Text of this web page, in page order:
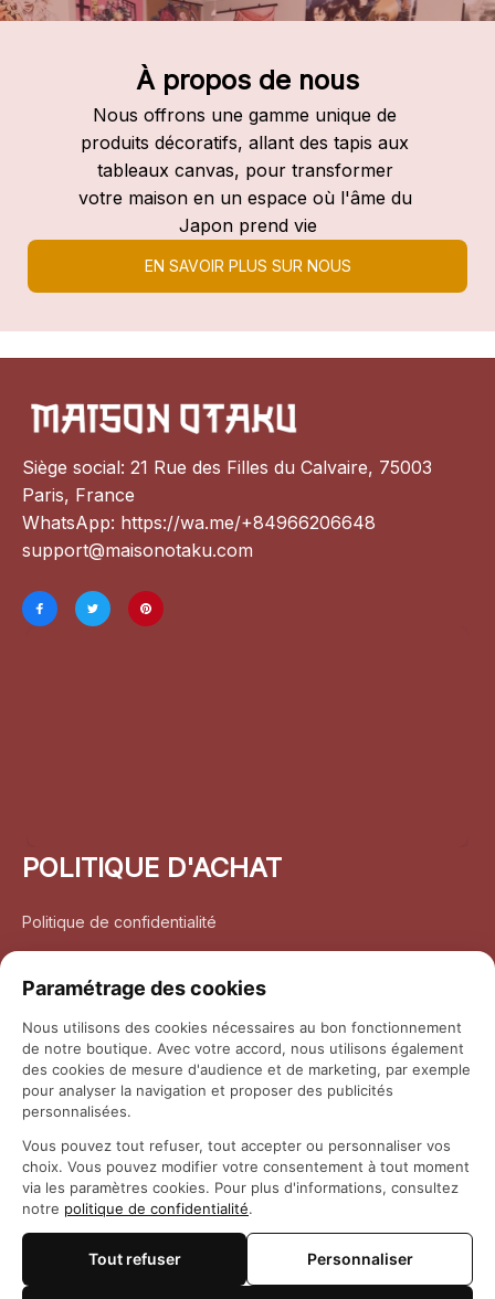
À propos de nous
Nous offrons une gamme unique de
produits décoratifs, allant des tapis aux
tableaux canvas, pour transformer
votre maison en un espace où l'âme du
Japon prend vie
EN SAVOIR PLUS SUR NOUS
Siège social: 21 Rue des Filles du Calvaire, 75003
Paris, France
WhatsApp: https://wa.me/+84966206648
support@maisonotaku.com
POLITIQUE D'ACHAT
Politique de confidentialité
Politique de retour et remboursement
Coordonnées
Questions fréquemment posées
© 2026 Maison Otaku
Paramétrage des cookies
Nous utilisons des cookies nécessaires au bon fonctionnement
de notre boutique. Avec votre accord, nous utilisons également
des cookies de mesure d'audience et de marketing, par exemple
pour analyser la navigation et proposer des publicités
personnalisées.
Vous pouvez tout refuser, tout accepter ou personnaliser vos
choix. Vous pouvez modifier votre consentement à tout moment
via les paramètres cookies. Pour plus d'informations, consultez
notre politique de confidentialité.
Tout refuser Personnaliser